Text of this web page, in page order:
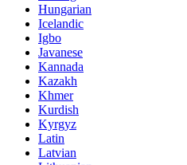
Hungarian
Icelandic
Igbo
Javanese
Kannada
Kazakh
Khmer
Kurdish
Kyrgyz
Latin
Latvian